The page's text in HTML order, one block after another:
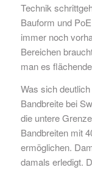
Technik
Bauform und
immer noch
Bereichen
man es
Was sich
Bandbreite bei
die untere
Bandbreiten mit
ermöglichen.
damals erledigt.